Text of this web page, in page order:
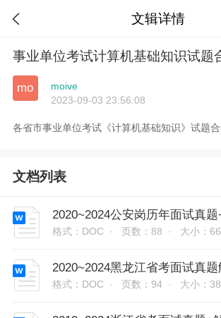
 文辑详情
事业单位考试计算机基础知识试题
mo
moive
2023-09-03 23:56:08
各省市事业单位考试《计算机基础知识》试题
文档列表
格式：DOC · 页数：88 · 大小：
格式：DOC · 页数：94 · 大小：